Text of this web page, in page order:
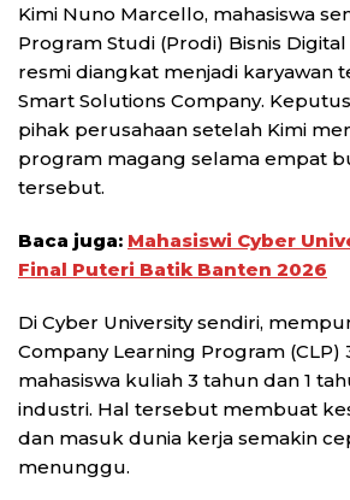
Kimi Nuno Marcello, mahasiswa
Program Studi (Prodi) Bisnis Digital
resmi diangkat menjadi karyawan
Smart Solutions Company.
pihak perusahaan setelah Kimi
program magang selama empat
tersebut.
Baca juga: Mahasiswi Cyber
Final Puteri Batik Banten 2026
Di Cyber University sendiri,
Company Learning Program (CLP)
mahasiswa kuliah 3 tahun dan 1
industri. Hal tersebut membuat
dan masuk dunia kerja semakin
menunggu.